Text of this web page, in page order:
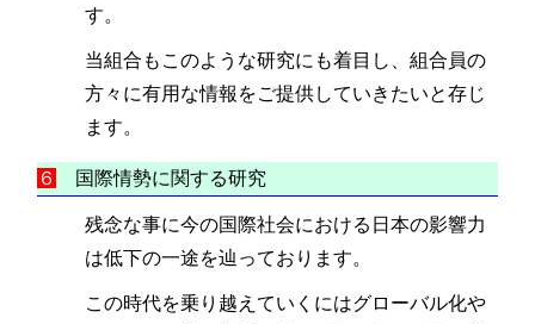
す。
当組合もこのような研究にも着目し、組合員の
方々に有用な情報をご提供していきたいと存じ
ます。
６ 国際情勢に関する研究
残念な事に今の国際社会における日本の影響力
は低下の一途を辿っております。
この時代を乗り越えていくにはグローバル化や